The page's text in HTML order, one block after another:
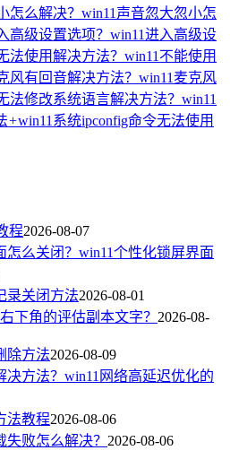
怎么解决？win11声音忽大忽小怎
高级设置选项？win11进入高级设
法使用解决方法？win11不能使用
风有回音解决方法？win11麦克风
法修改系统语言解决方法？win11
+win11系统ipconfig命令无法使用
程2026-08-07
怎么关闭？win11个性化锁屏界面
录关闭方法2026-08-01
下角的评估副本文字？ 2026-08-
除方法2026-08-09
决方法？win11网络高延迟优化的
法教程2026-08-06
败怎么解决？ 2026-08-06